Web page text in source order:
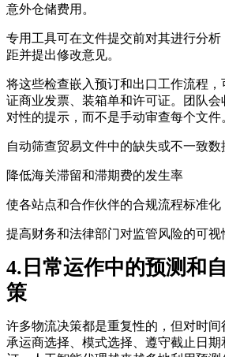
意外仓储费用。
专用工具可在文件提交前对其进行分析
距并提出修改意见。
将这些检查嵌入预订和出口工作流程，
证商业发票、装箱单和许可证。团队会
对性的提示，而不是手动审查每个文件
自动筛查贸易文件中的缺失或不一致数
降低海关滞留和滞期费的发生率
使各站点和合作伙伴的合规流程标准化
提高财务和法律部门对监管风险的可视
4.日常运作中的预测和
策
许多物流决策都是重复性的，但对时间
承运商选择、模式选择、遵守截止日期